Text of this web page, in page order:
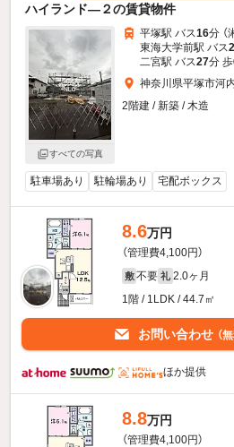
ハイランド—２の賃貸物件
すべての写真
平塚駅 バス16分 （
東海大学前駅 バス
二宮駅 バス27分 歩
神奈川県平塚市河
2階建 / 新築 / 木造
駐車場あり 駐輪場あり 宅配ボックス
8.6万円
（管理費4,100円）
敷 不要 礼 2.0ヶ月
1階 / 1LDK / 44.7㎡
お問い合わせ （
ほか提供
8.8万円
（管理費4,100円）